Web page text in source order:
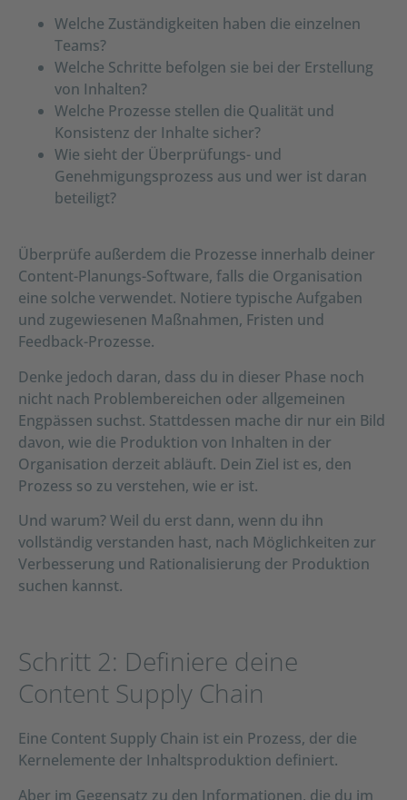
Welche Zuständigkeiten haben die einzelnen
Teams?
Welche Schritte befolgen sie bei der Erstellung
von Inhalten?
Welche Prozesse stellen die Qualität und
Konsistenz der Inhalte sicher?
Wie sieht der Überprüfungs- und
Genehmigungsprozess aus und wer ist daran
beteiligt?
Überprüfe außerdem die Prozesse innerhalb deiner
Content-Planungs-Software, falls die Organisation
eine solche verwendet. Notiere typische Aufgaben
und zugewiesenen Maßnahmen, Fristen und
Feedback-Prozesse.
Denke jedoch daran, dass du in dieser Phase noch
nicht nach Problembereichen oder allgemeinen
Engpässen suchst. Stattdessen mache dir nur ein Bild
davon, wie die Produktion von Inhalten in der
Organisation derzeit abläuft. Dein Ziel ist es, den
Prozess so zu verstehen, wie er ist.
Und warum? Weil du erst dann, wenn du ihn
vollständig verstanden hast, nach Möglichkeiten zur
Verbesserung und Rationalisierung der Produktion
suchen kannst.
Schritt 2: Definiere deine
Content Supply Chain
Eine Content Supply Chain ist ein Prozess, der die
Kernelemente der Inhaltsproduktion definiert.
Aber im Gegensatz zu den Informationen, die du im